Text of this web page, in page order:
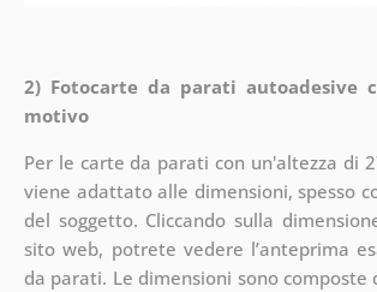
2) Fotocarte da parati autoadesive
motivo
Per le carte da parati con un'altezza di
viene adattato alle dimensioni, spesso
del soggetto. Cliccando sulla
sito web, potrete vedere l’anteprima
da parati. Le dimensioni sono composte